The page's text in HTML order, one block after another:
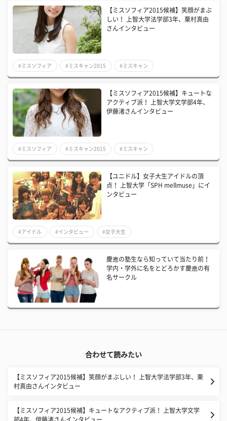
【ミスソフィア2015候補】笑顔がまぶ
しい！ 上智大学法学部3年、栗村真由
さんインタビュー
#ミスソフィア #ミスキャン2015 #ミスキャン
【ミスソフィア2015候補】キュートな
アクティブ派！ 上智大学文学部4年、
伊藤渚さんインタビュー
#ミスソフィア #ミスキャン2015 #ミスキャン
【ユニドル】女子大生アイドルの頂
点！ 上智大学「SPH mellmuse」にイ
ンタビュー
#アイドル #インタビュー #女子大生
慶應の塾生なら知っていて当たり前！
学内・学外に名をとどろかす慶應の有
名サークル
合わせて読みたい
【ミスソフィア2015候補】笑顔がまぶしい！ 上智大学法学部3年、栗
村真由さんインタビュー
【ミスソフィア2015候補】キュートなアクティブ派！ 上智大学文学
部4年、伊藤渚さんインタビュー